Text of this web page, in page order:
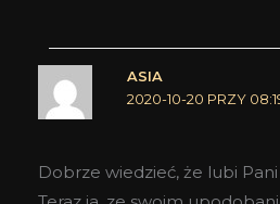
ASIA
2020-10-20 PRZY
Dobrze wiedzieć, że lubi